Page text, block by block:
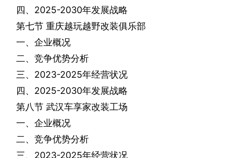
四、 2025-2030年发展战略
第七节 重庆越玩越野改装俱乐部
一、企业概况
二、竞争优势分析
三、 2023-2025年经营状况
四、 2025-2030年发展战略
第八节 武汉车享家改装工场
一、企业概况
二、竞争优势分析
三、 2023-2025年经营状况